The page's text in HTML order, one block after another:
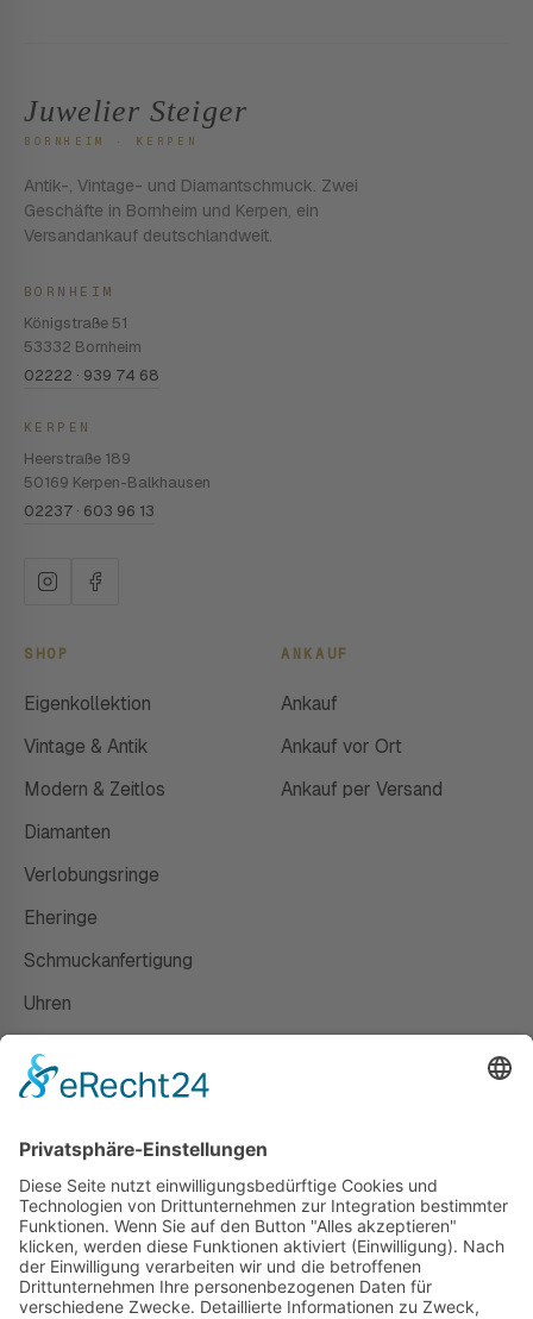
Juwelier Steiger
BORNHEIM · KERPEN
Antik-, Vintage- und Diamantschmuck. Zwei
Geschäfte in Bornheim und Kerpen, ein
Versandankauf deutschlandweit.
BORNHEIM
Königstraße 51
53332 Bornheim
02222 · 939 74 68
KERPEN
Heerstraße 189
50169 Kerpen-Balkhausen
02237 · 603 96 13
SHOP
Eigenkollektion
Vintage & Antik
Modern & Zeitlos
Diamanten
Verlobungsringe
Eheringe
Schmuckanfertigung
Uhren
ANKAUF
Ankauf
Ankauf vor Ort
Ankauf per Versand
Susanne Steiger
Geschäfte
Newsletter
Kontakt